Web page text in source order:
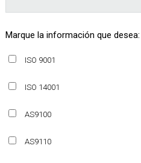
Marque la información que desea:
ISO 9001
ISO 14001
AS9100
AS9110